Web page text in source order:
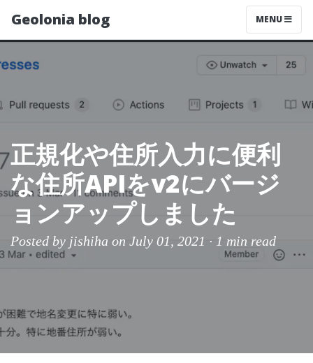
Geolonia blog MENU
正規化や住所入力に便利
な住所APIをv2にバージ
ョンアップしました
Posted by jishiha on July 01, 2021 · 1 min read